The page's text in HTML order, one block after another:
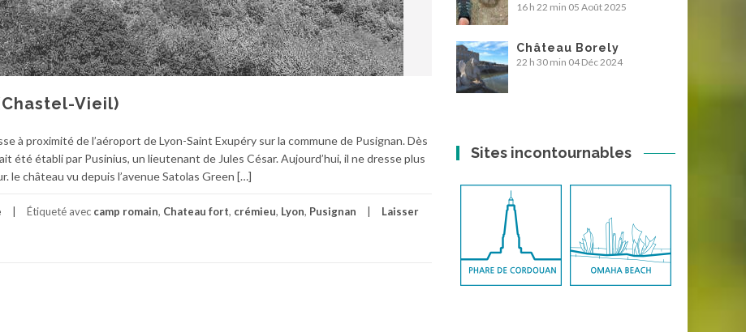
Vieil)
à proximité de l’aéroport de Lyon-Saint Exupéry sur la commune de Pusignan. Dès
été établi par Pusinius, un lieutenant de Jules César. Aujourd’hui, il ne dresse plus
le château vu depuis l’avenue Satolas Green […]
Étiqueté avec camp romain, Chateau fort, crémieu, Lyon, Pusignan Laisser
16 h 22 min 05 Août 2025
Château Borely
22 h 30 min 04 Déc 2024
Sites incontournables